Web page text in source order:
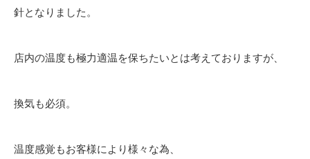
針となりました。
店内の温度も極力適温を保ちたいとは考えておりますが、
換気も必須。
温度感覚もお客様により様々な為、